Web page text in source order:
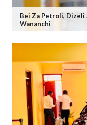
Bei Za Petroli, Dizeli
Wananchi